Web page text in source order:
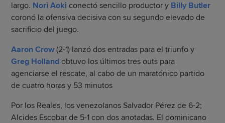
largo. Nori Aoki conectó sencillo productor y Billy Butler
coronó la ofensiva decisiva con su segundo elevado de
sacrificio del juego.
Aaron Crow (2-1) lanzó dos entradas para el triunfo y
Greg Holland obtuvo los últimos tres outs para
agenciarse el rescate, al cabo de un maratónico partido
de cuatro horas y 53 minutos
Por los Reales, los venezolanos Salvador Pérez de 6-2;
Alcides Escobar de 5-1 con dos anotadas. El dominicano